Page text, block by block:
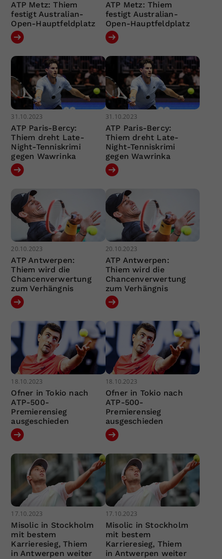
ATP Metz: Thiem
festigt Australian-
Open-Hauptfeldplatz
ATP Metz: Thiem
festigt Australian-
Open-Hauptfeldplatz
31.10.2023
ATP Paris-Bercy:
Thiem dreht Late-
Night-Tenniskrimi
gegen Wawrinka
31.10.2023
ATP Paris-Bercy:
Thiem dreht Late-
Night-Tenniskrimi
gegen Wawrinka
20.10.2023
ATP Antwerpen:
Thiem wird die
Chancenverwertung
zum Verhängnis
20.10.2023
ATP Antwerpen:
Thiem wird die
Chancenverwertung
zum Verhängnis
18.10.2023
Ofner in Tokio nach
ATP-500-
Premierensieg
ausgeschieden
18.10.2023
Ofner in Tokio nach
ATP-500-
Premierensieg
ausgeschieden
17.10.2023
Misolic in Stockholm
mit bestem
Karrieresieg, Thiem
in Antwerpen weiter
17.10.2023
Misolic in Stockholm
mit bestem
Karrieresieg, Thiem
in Antwerpen weiter